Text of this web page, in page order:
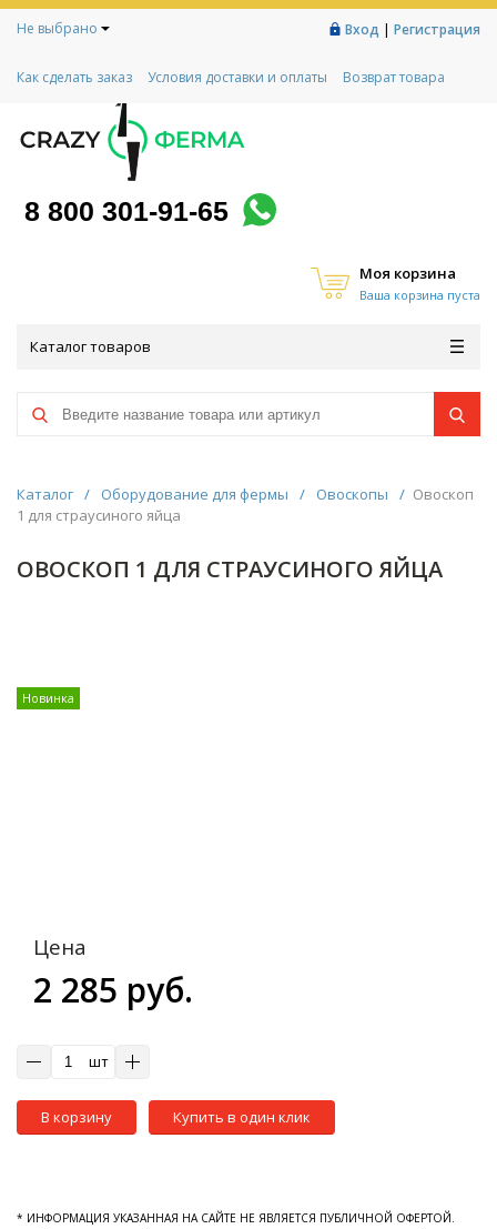
Не выбрано Вход | Регистрация
Как сделать заказ Условия доставки и оплаты
Возврат товара
Контакты
Социальный контракт
Любимая ферма
8 800 301-91-65
Моя корзина
Ваша корзина пуста
Каталог товаров
Каталог / Оборудование для фермы / Овоскопы / Овоскоп
1 для страусиного яйца
ОВОСКОП 1 ДЛЯ СТРАУСИНОГО ЯЙЦА
Новинка
Цена
2 285 руб.
шт
В корзину Купить в один клик
* ИНФОРМАЦИЯ УКАЗАННАЯ НА САЙТЕ НЕ ЯВЛЯЕТСЯ ПУБЛИЧНОЙ ОФЕРТОЙ.